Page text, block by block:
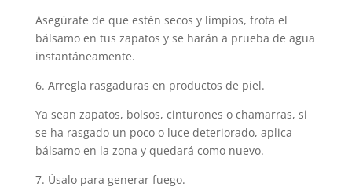
Asegúrate de que estén secos y limpios, frota el
bálsamo en tus zapatos y se harán a prueba de agua
instantáneamente.
6. Arregla rasgaduras en productos de piel.
Ya sean zapatos, bolsos, cinturones o chamarras, si
se ha rasgado un poco o luce deteriorado, aplica
bálsamo en la zona y quedará como nuevo.
7. Úsalo para generar fuego.